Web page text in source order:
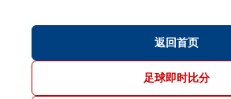
返回首页
足球即时比分